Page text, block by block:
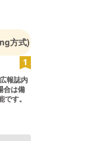
方式)
報誌内
合は備
す。